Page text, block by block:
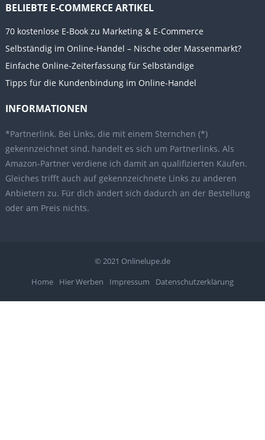
BELIEBTE E-COMMERCE ARTIKEL
70 kostenlose E-Book zu Marketing & E-Commerce
Selbständig im Online-Handel – Nische oder Massenmarkt?
Einfache Online-Zeiterfassung für Selbständige
Tipps für die Kundenbindung im Online-Handel
INFORMATIONEN
*Partnerlink. Bei Links, die mit einem Sternchen (*)
gekennzeichnet sind, handelt es sich um Partnerlinks. Als
Amazon-Partner verdiene ich damit an qualifizierten Käufen.
Gleiches trifft auch auf gekennzeichnete Links zu anderen
Anbietern zu. Für dich ändert sich dadurch an der Bestellung
oder am Preis nichts.
© 2021 Onlinelupe.de
Home
Hier Werben Impressum Datenschutzerklärung